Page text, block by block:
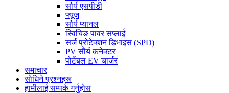
सौर्य एसपीडी
फ्यूज
सौर्य प्यानल
स्विचिङ पावर सप्लाई
सर्ज प्रोटेक्शन डिभाइस (SPD)
PV सौर्य कनेक्टर
पोर्टेबल EV चार्जर
समाचार
सोधिने प्रश्नहरू
हामीलाई सम्पर्क गर्नुहोस